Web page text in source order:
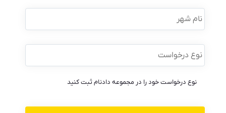
نام
شهر
نوع
درخواست *
نوع درخواست خود را در مجموعه دادنام ثبت کنید